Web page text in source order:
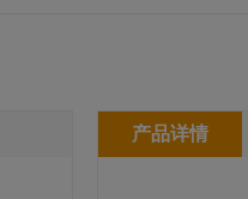
产品详情